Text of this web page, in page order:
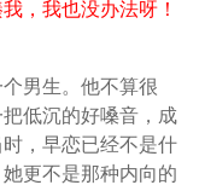
，我也没办法呀！
个男生。他不算很
低沉的好嗓音，成
，早恋已经不是什
更不是那种内向的